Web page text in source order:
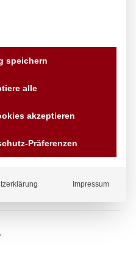
3/4″
speichern
alle
akzeptieren
Präferenzen
Impressum